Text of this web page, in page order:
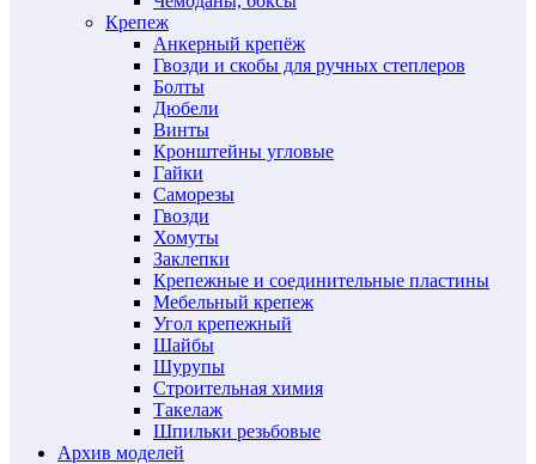
Крепеж
Анкерный крепёж
Гвозди и скобы для ручных степлеров
Болты
Дюбели
Винты
Кронштейны угловые
Гайки
Саморезы
Гвозди
Хомуты
Заклепки
Крепежные и соединительные пластины
Мебельный крепеж
Угол крепежный
Шайбы
Шурупы
Строительная химия
Такелаж
Шпильки резьбовые
Архив моделей